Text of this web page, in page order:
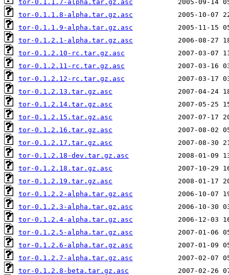
tor-0.1.1.7-alpha.tar.gz.asc
tor-0.1.1.8-alpha.tar.gz.asc
tor-0.1.1.9-alpha.tar.gz.asc
tor-0.1.2.1-alpha.tar.gz.asc
tor-0.1.2.10-rc.tar.gz.asc
tor-0.1.2.11-rc.tar.gz.asc
tor-0.1.2.12-rc.tar.gz.asc
tor-0.1.2.13.tar.gz.asc
tor-0.1.2.14.tar.gz.asc
tor-0.1.2.15.tar.gz.asc
tor-0.1.2.16.tar.gz.asc
tor-0.1.2.17.tar.gz.asc
tor-0.1.2.18-dev.tar.gz.asc
tor-0.1.2.18.tar.gz.asc
tor-0.1.2.19.tar.gz.asc
tor-0.1.2.2-alpha.tar.gz.asc
tor-0.1.2.3-alpha.tar.gz.asc
tor-0.1.2.4-alpha.tar.gz.asc
tor-0.1.2.5-alpha.tar.gz.asc
tor-0.1.2.6-alpha.tar.gz.asc
tor-0.1.2.7-alpha.tar.gz.asc
tor-0.1.2.8-beta.tar.gz.asc